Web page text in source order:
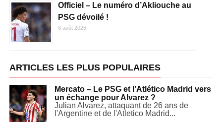
Officiel – Le numéro d’Akliouche au
PSG dévoilé !
6 août 2026
ARTICLES LES PLUS POPULAIRES
Mercato – Le PSG et l’Atlético Madrid vers
un échange pour Alvarez ?
Julian Alvarez, attaquant de 26 ans de
l'Argentine et de l'Atletico Madrid...